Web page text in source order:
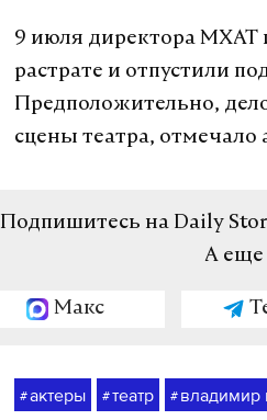
9 июля директора МХАТ
растрате и отпустили
Предположительно,
сцены театра, отмечало
Подпишитесь на Daily
А еще
Макс
#актеры #театр # владимир